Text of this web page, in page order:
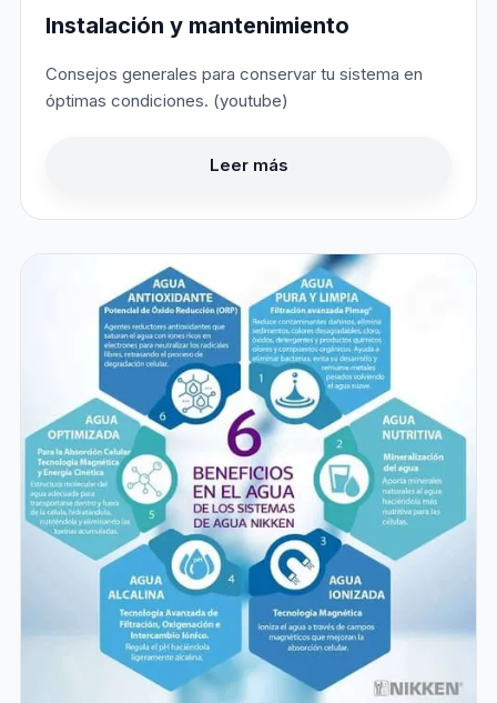
Instalación y mantenimiento
Consejos generales para conservar tu sistema en
óptimas condiciones. (youtube)
Leer más